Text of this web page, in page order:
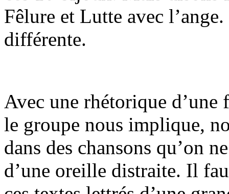
Fêlure et Lutte avec
différente.
Avec une rhétorique
le groupe nous implique,
dans des chansons qu’on
d’une oreille distraite. Il